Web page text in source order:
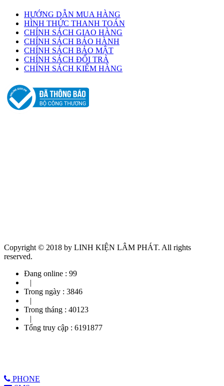
HƯỚNG DẪN MUA HÀNG
HÌNH THỨC THANH TOÁN
CHÍNH SÁCH GIAO HÀNG
CHÍNH SÁCH BẢO HÀNH
CHÍNH SÁCH BẢO MẬT
CHÍNH SÁCH ĐỔI TRẢ
CHÍNH SÁCH KIỂM HÀNG
Copyright © 2018 by LINH KIỆN LÂM PHÁT. All rights
reserved.
Đang online : 99
|
Trong ngày : 3846
|
Trong tháng : 40123
|
Tổng truy cập : 6191877
PHONE